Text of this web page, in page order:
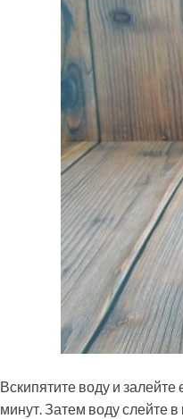
Вскипятите воду и
минут. Затем воду слейте